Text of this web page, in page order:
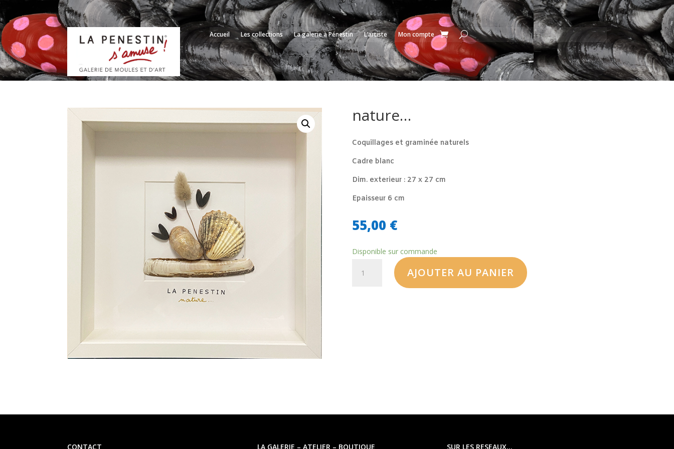
Accueil Les collections La galerie à Pénestin L’artiste Mon compte
nature…
Coquillages et graminée naturels
Cadre blanc
Dim. exterieur : 27 x 27 cm
Epaisseur 6 cm
55,00 €
Disponible sur commande
AJOUTER AU PANIER
CONTACT LA GALERIE – ATELIER – BOUTIQUE SUR LES RESEAUX…